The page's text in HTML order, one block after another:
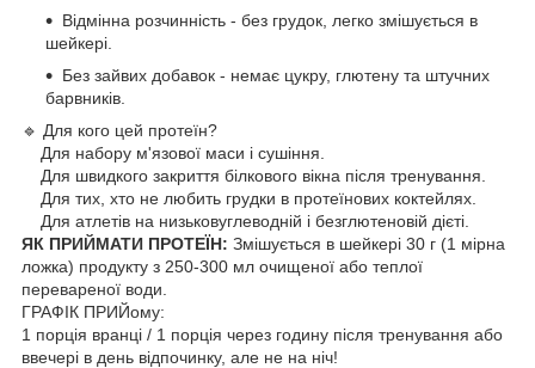
Відмінна розчинність - без грудок, легко змішується в
шейкері.
Без зайвих добавок - немає цукру, глютену та штучних
барвників.
🔹 Для кого цей протеїн?
Для набору м'язової маси і сушіння.
Для швидкого закриття білкового вікна після тренування.
Для тих, хто не любить грудки в протеїнових коктейлях.
Для атлетів на низьковуглеводній і безглютеновій дієті.
ЯК ПРИЙМАТИ ПРОТЕЇН: Змішується в шейкері 30 г (1 мірна
ложка) продукту з 250-300 мл очищеної або теплої
перевареної води.
ГРАФІК ПРИЙому:
1 порція вранці / 1 порція через годину після тренування або
ввечері в день відпочинку, але не на ніч!